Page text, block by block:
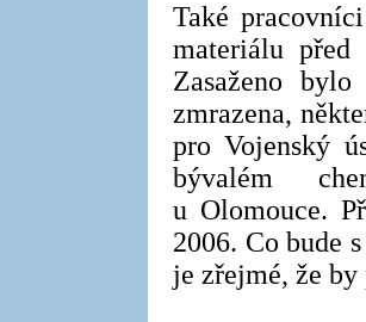
Také
materiálu před
Zasaženo
zmrazena,
pro Vojenský
bývalém
u Olomouce.
2006. Co bude
je zřejmé, že